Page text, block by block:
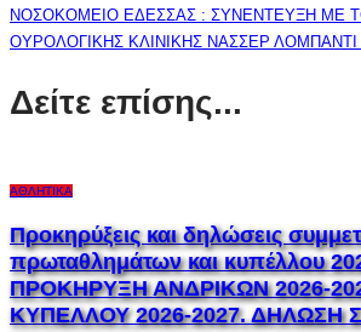
ΝΟΣΟΚΟΜΕΙΟ ΕΔΕΣΣΑΣ : ΣΥΝΕΝΤΕΥΞΗ ΜΕ
ΟΥΡΟΛΟΓΙΚΗΣ ΚΛΙΝΙΚΗΣ ΝΑΣΣΕΡ ΛΟΜΠΑΝΤI
Δείτε επίσης...
ΑΘΛΗΤΙΚΆ
Προκηρύξεις και δηλώσεις
πρωταθλημάτων και κυπέλλου
ΠΡΟΚΗΡΥΞΗ ΑΝΔΡΙΚΩΝ 2026-
ΚΥΠΕΛΛΟΥ 2026-2027. ΔΗΛΩΣΗ